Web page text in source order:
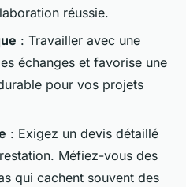
réussie.
: Travailler avec une
échanges et favorise une
pour vos projets
: Exigez un devis détaillé
Méfiez-vous des
qui cachent souvent des